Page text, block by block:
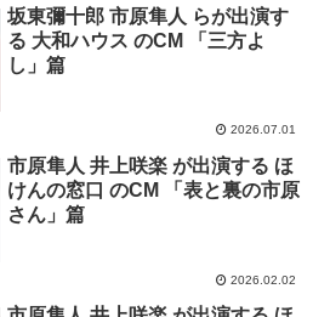
坂東彌十郎 市原隼人 らが出演す
る 大和ハウス のCM 「三方よ
し」篇
2026.07.01
市原隼人 井上咲楽 が出演する ほ
けんの窓口 のCM 「表と裏の市原
さん」篇
2026.02.02